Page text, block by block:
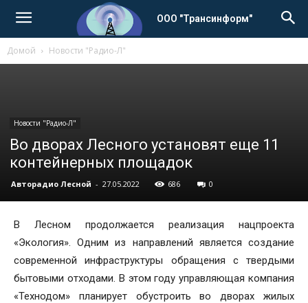
ООО "Трансинформ"
Домой Новости "Радио-Л"
Новости "Радио-Л"
Во дворах Лесного установят еще 11
контейнерных площадок
Авторадио Лесной - 27.05.2022 686 0
В Лесном продолжается реализация нацпроекта
«Экология». Одним из направлений является создание
современной инфраструктуры обращения с твердыми
бытовыми отходами. В этом году управляющая компания
«Технодом» планирует обустроить во дворах жилых